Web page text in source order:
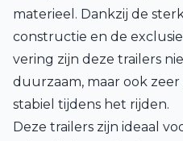
materieel. Dankzij de
constructie en de
vering zijn deze trailers
duurzaam, maar ook
stabiel tijdens het rijden.
Deze trailers zijn ideaal